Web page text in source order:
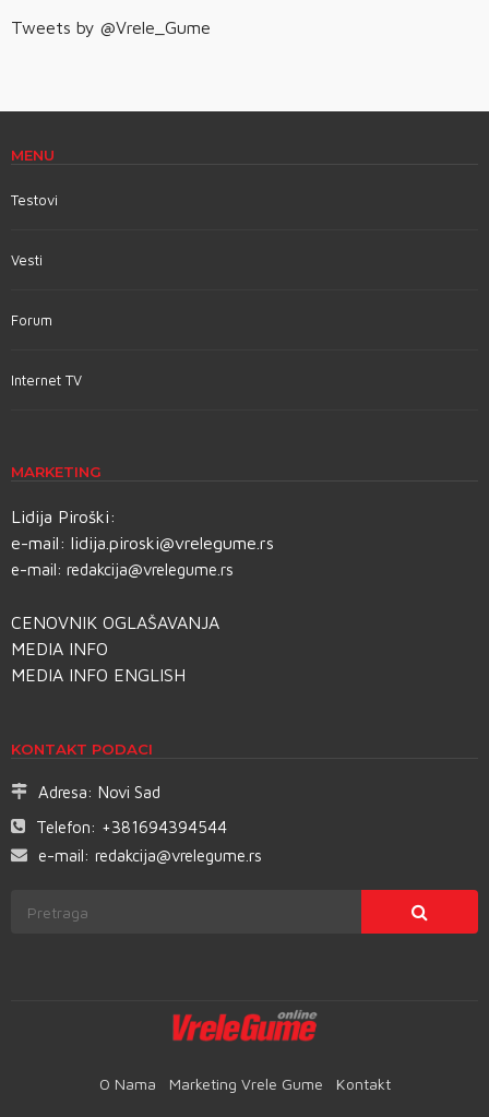
Tweets by @Vrele_Gume
MENU
Testovi
Vesti
Forum
Internet TV
MARKETING
Lidija Piroški:
e-mail: lidija.piroski@vrelegume.rs
e-mail: redakcija@vrelegume.rs
CENOVNIK OGLAŠAVANJA
MEDIA INFO
MEDIA INFO ENGLISH
KONTAKT PODACI
Adresa: Novi Sad
Telefon: +381694394544
e-mail: redakcija@vrelegume.rs
O Nama Marketing Vrele Gume Kontakt